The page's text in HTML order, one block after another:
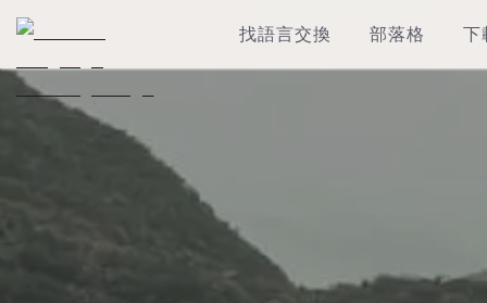
找語言交換 部落格 下